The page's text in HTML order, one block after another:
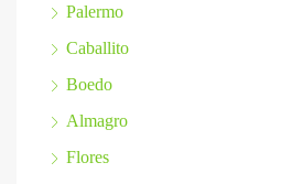
Palermo
Caballito
Boedo
Almagro
Flores